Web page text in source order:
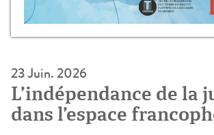
23 Juin. 2026
L’indépendance de la
dans l’espace